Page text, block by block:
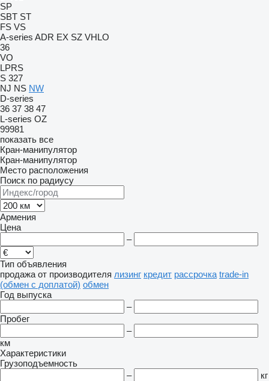
SP
SBT ST
FS VS
A-series ADR EX SZ VHLO
36
VO
LPRS
S 327
NJ NS NW
D-series
36 37 38 47
L-series OZ
99981
показать все
Кран-манипулятор
Кран-манипулятор
Место расположения
Поиск по радиусу
Армения
Цена
–
Тип объявления
продажа от производителя лизинг кредит рассрочка trade-in
(обмен с доплатой) обмен
Год выпуска
–
Пробег
–
км
Характеристики
Грузоподъемность
–
кг